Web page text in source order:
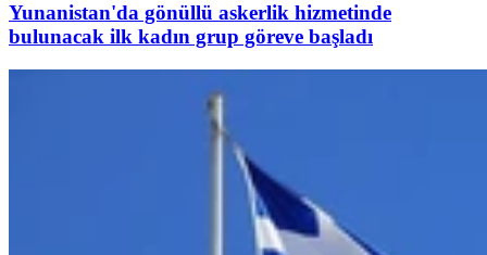
Yunanistan'da gönüllü askerlik hizmetinde
bulunacak ilk kadın grup göreve başladı